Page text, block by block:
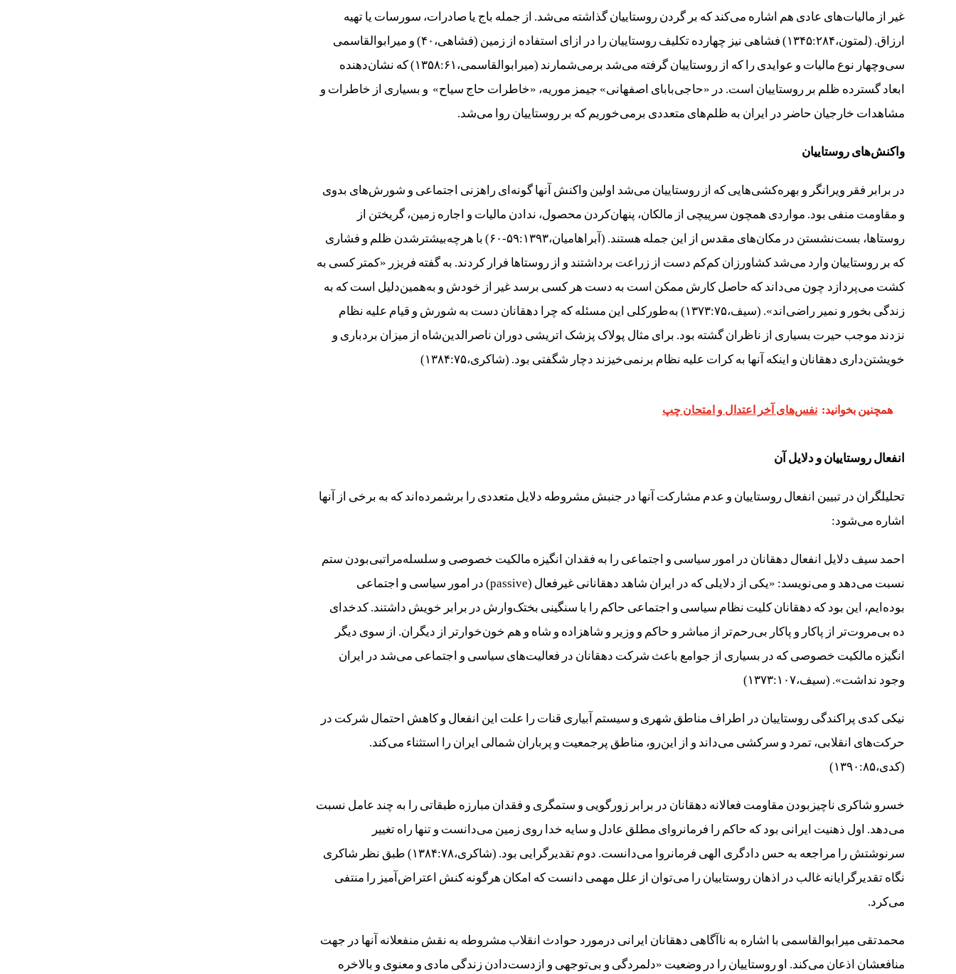
غیر از مالیات‌های عادی هم اشاره می‌کند که بر گردن روستاییان گذاشته می‌شد. از جمله باج یا صادرات، سورسات یا تهیه
ارزاق. (لمتون،۱۳۴۵:۲۸۴) فشاهی نیز چهارده تکلیف روستاییان را در ازای استفاده از زمین (فشاهی،۴۰) و میرابوالقاسمی
سی‌وچهار نوع مالیات و عوایدی را که از روستاییان گرفته می‌شد برمی‌شمارند (میرابوالقاسمی،۱۳۵۸:۶۱) که نشان‌دهنده
ابعاد گسترده ظلم بر روستاییان است. در «حاجی‌بابای اصفهانی» جیمز موریه، «خاطرات حاج سیاح» و بسیاری از خاطرات و
مشاهدات خارجیان حاضر در ایران به ظلم‌های متعددی برمی‌خوریم که بر روستاییان روا می‌شد.
واکنش‌های روستاییان
در برابر فقر ویرانگر و بهره‌کشی‌هایی که از روستاییان می‌شد اولین واکنش آنها گونه‌ای راهزنی اجتماعی و شورش‌های بدوی
و مقاومت منفی بود. مواردی همچون سرپیچی از مالکان، پنهان‌کردن محصول، ندادن مالیات و اجاره زمین، گریختن از
روستاها، بست‌نشستن در مکان‌های مقدس از این جمله هستند. (آبراهامیان،۵۹:۱۳۹۳-۶۰) با هرچه‌بیشترشدن ظلم و فشاری
که بر روستاییان وارد می‌شد کشاورزان کم‌کم دست از زراعت برداشتند و از روستاها فرار کردند. به گفته فریزر «کمتر کسی به
کشت می‌پردازد چون می‌داند که حاصل کارش ممکن است به دست هر کسی برسد غیر از خودش و به‌همین‌دلیل است که به
زندگی بخور و نمیر راضی‌اند». (سیف،۱۳۷۳:۷۵) به‌طورکلی این مسئله که چرا دهقانان دست به شورش و قیام علیه نظام
نزدند موجب حیرت بسیاری از ناظران گشته بود. برای مثال پولاک پزشک اتریشی دوران ناصرالدین‌شاه از میزان بردباری و
خویشتن‌داری دهقانان و اینکه آنها به کرات علیه نظام برنمی‌خیزند دچار شگفتی بود. (شاکری،۱۳۸۴:۷۵)
همچنین بخوانید: نفس‌های آخر اعتدال و امتحان چپ
انفعال روستاییان و دلایل آن
تحلیلگران در تبیین انفعال روستاییان و عدم مشارکت آنها در جنبش مشروطه دلایل متعددی را برشمرده‌اند که به برخی از آنها
اشاره می‌شود:
احمد سیف دلایل انفعال دهقانان در امور سیاسی و اجتماعی را به فقدان انگیزه مالکیت خصوصی و سلسله‌مراتبی‌بودن ستم
نسبت می‌دهد و می‌نویسد: «یکی از دلایلی که در ایران شاهد دهقانانی غیرفعال (passive) در امور سیاسی و اجتماعی
بوده‌ایم، این بود که دهقانان کلیت نظام سیاسی و اجتماعی حاکم را با سنگینی بختک‌وارش در برابر خویش داشتند. کدخدای
ده بی‌مروت‌تر از پاکار و پاکار بی‌رحم‌تر از مباشر و حاکم و وزیر و شاهزاده و شاه و هم خون‌خوارتر از دیگران. از سوی دیگر
انگیزه مالکیت خصوصی که در بسیاری از جوامع باعث شرکت دهقانان در فعالیت‌های سیاسی و اجتماعی می‌شد در ایران
وجود نداشت». (سیف،۱۳۷۳:۱۰۷)
نیکی کدی پراکندگی روستاییان در اطراف مناطق شهری و سیستم آبیاری قنات را علت این انفعال و کاهش احتمال شرکت در
حرکت‌های انقلابی، تمرد و سرکشی می‌داند و از این‌رو، مناطق پرجمعیت و پرباران شمالی ایران را استثناء می‌کند.
(کدی،۱۳۹۰:۸۵)
خسرو شاکری ناچیزبودن مقاومت فعالانه دهقانان در برابر زورگویی و ستمگری و فقدان مبارزه طبقاتی را به چند عامل نسبت
می‌دهد. اول ذهنیت ایرانی بود که حاکم را فرمانروای مطلق عادل و سایه خدا روی زمین می‌دانست و تنها راه تغییر
سرنوشتش را مراجعه به حس دادگری الهی فرمانروا می‌دانست. دوم تقدیرگرایی بود. (شاکری،۱۳۸۴:۷۸) طبق نظر شاکری
نگاه تقدیرگرایانه غالب در اذهان روستاییان را می‌توان از علل مهمی دانست که امکان هرگونه کنش اعتراض‌آمیز را منتفی
می‌کرد.
محمدتقی میرابوالقاسمی با اشاره به ناآگاهی دهقانان ایرانی درمورد حوادث انقلاب مشروطه به نقش منفعلانه آنها در جهت
منافعشان اذعان می‌کند. او روستاییان را در وضعیت «دلمردگی و بی‌توجهی و ازدست‌دادن زندگی مادی و معنوی و بالاخره